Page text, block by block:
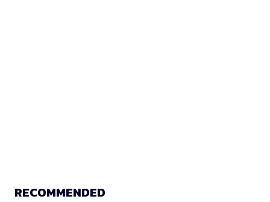
RECOMMENDED